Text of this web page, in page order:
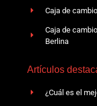
Caja de
Caja de
Berlina
Artículos
¿Cuál es el